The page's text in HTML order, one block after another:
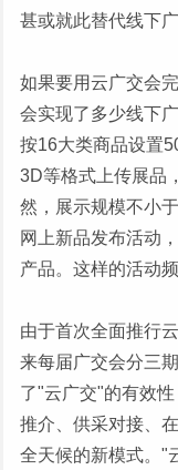
甚或就此替代线下
如果要用云广交会
会实现了多少线下
按16大类商品设置
3D等格式上传展品
然，展示规模不小
网上新品发布活动
产品。这样的活动
由于首次全面推行
来每届广交会分三
了"云广交"的有效
推介、供采对接、
全天候的新模式。"